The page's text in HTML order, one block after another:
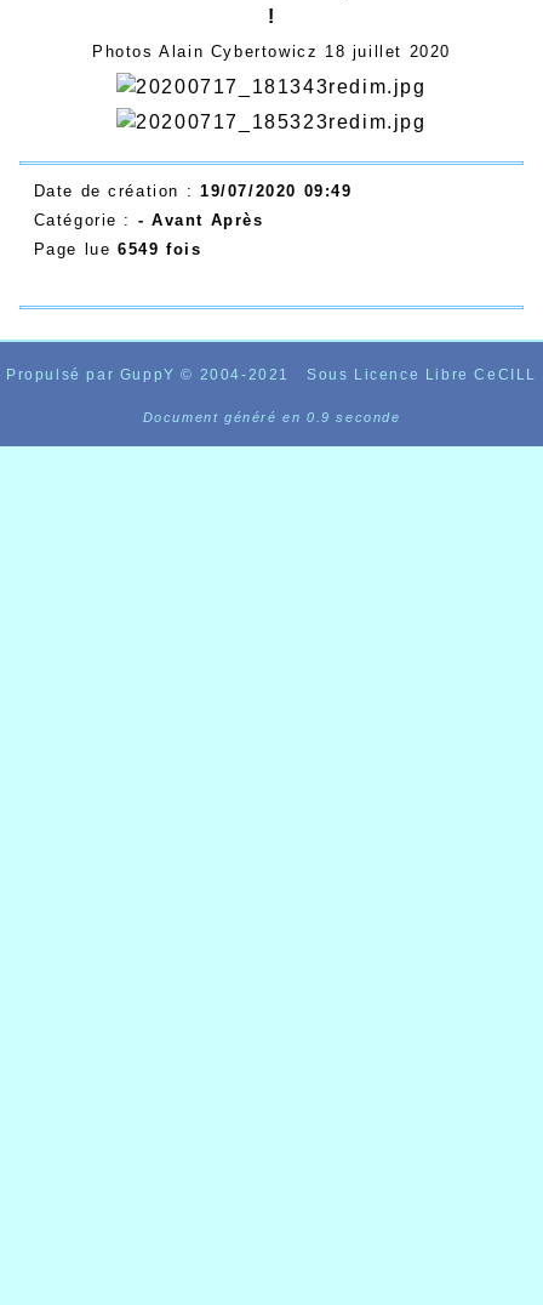
!
Photos Alain Cybertowicz 18 juillet 2020
Date de création : 19/07/2020 09:49
Catégorie : - Avant Après
Page lue 6549 fois
Propulsé par GuppY© 2004-2021 Sous Licence Libre CeCILL
Document généré en 0.9 seconde